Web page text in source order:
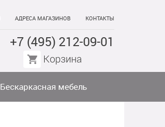
АДРЕСА МАГАЗИНОВ КОНТАКТЫ
+7 (495) 212-09-01
Корзина
Бескаркасная мебель